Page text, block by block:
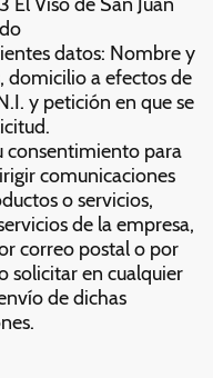
datos: Nombre y
domicilio a efectos de
y petición en que se
consentimiento para
comunicaciones
o servicios,
de la empresa,
correo postal o por
solicitar en cualquier
de dichas